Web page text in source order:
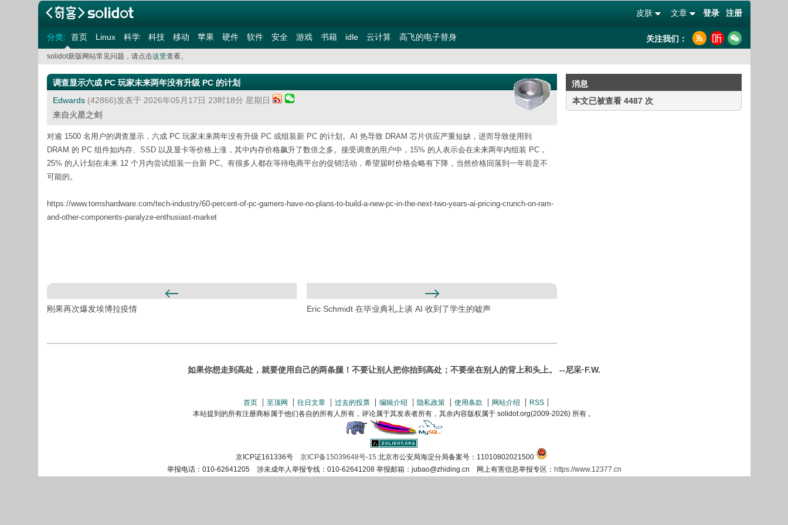
登录 注册
文章
皮肤
分类: 首页 Linux 科学 科技 移动 苹果 硬件 软件 安全 游戏 书籍 idle 云计算 高飞的电子替身 关注我们：
solidot新版网站常见问题，请点击这里查看。
消息
本文已被查看 4487 次
调查显示六成 PC 玩家未来两年没有升级 PC 的计划
Edwards(42866)发表于 2026年05月17日 23时18分 星期日
来自火星之剑
对逾 1500 名用户的调查显示，六成 PC 玩家未来两年没有升级 PC 或组装新 PC 的计划。AI 热导致 DRAM 芯片供应严重短缺，进而导致使用到
DRAM 的 PC 组件如内存、SSD 以及显卡等价格上涨，其中内存价格飙升了数倍之多。接受调查的用户中，15% 的人表示会在未来两年内组装 PC，
25% 的人计划在未来 12 个月内尝试组装一台新 PC。有很多人都在等待电商平台的促销活动，希望届时价格会略有下降，当然价格回落到一年前是不
可能的。
https://www.tomshardware.com/tech-industry/60-percent-of-pc-gamers-have-no-plans-to-build-a-new-pc-in-the-next-two-years-ai-pricing-crunch-on-ram-
and-other-components-paralyze-enthusiast-market
刚果再次爆发埃博拉疫情 Eric Sc​​hmidt 在毕业典礼上谈 AI 收到了学生的嘘声
如果你想走到高处，就要使用自己的两条腿！不要让别人把你抬到高处；不要坐在别人的背上和头上。 --尼采·F.W.
首页 至顶网 往日文章 过去的投票 编辑介绍 隐私政策 使用条款 网站介绍
RSS
本站提到的所有注册商标属于他们各自的所有人所有，评论属于其发表者所有，其余内容版权属于 solidot.org(2009-2026) 所有 。
京ICP证161336号 京ICP备15039648号-15 北京市公安局海淀分局备案号：11010802021500
举报电话：010-62641205 涉未成年人举报专线：010-62641208 举报邮箱：jubao@zhiding.cn 网上有害信息举报专区： https://www.12377.cn